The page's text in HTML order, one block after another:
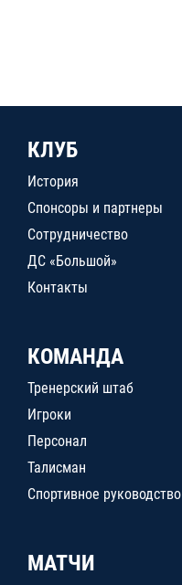
КЛУБ
История
Спонсоры и партнеры
Сотрудничество
ДС «Большой»
Контакты
КОМАНДА
Тренерский штаб
Игроки
Персонал
Талисман
Спортивное руководство
МАТЧИ